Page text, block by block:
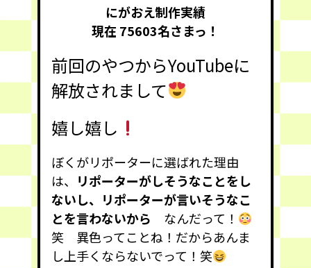
にがおえ制作実績
現在 75603名さまっ！
前回のやつからYouTubeに
解放されまして
嬉し嬉し
ぼくがリポーターに選ばれた理由
は、
リポーターがしそうなことをし
ないし、リポーターが言いそうなこ
とを言わないから なんだって！
笑 異色ってことね！だからあんま
し上手くならないでって！笑